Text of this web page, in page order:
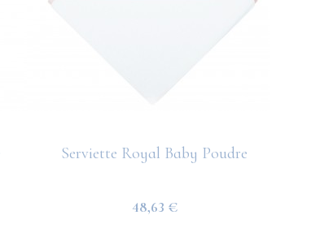
Serviette Royal Baby Poudre
48,63 €